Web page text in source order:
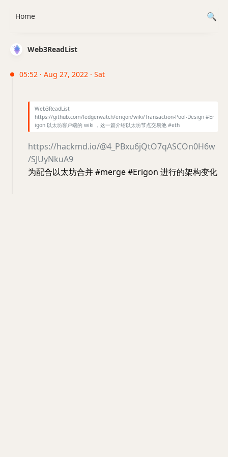
Web3ReadList
05:52 · Aug 27, 2022 · Sat
Web3ReadList
https://github.com/ledgerwatch/erigon/wiki/Transaction-Pool-Design #Er
igon 以太坊客户端的 wiki ，这一篇介绍以太坊节点交易池 #eth
https://hackmd.io/@4_PBxu6jQtO7qASCOn0H6w
/SJUyNkuA9
为配合以太坊合并 #merge #Erigon 进行的架构变化
Home